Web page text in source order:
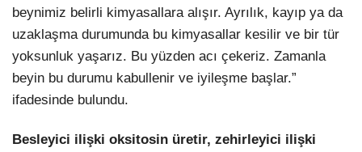
beynimiz belirli kimyasallara alışır. Ayrılık, kayıp ya da
uzaklaşma durumunda bu kimyasallar kesilir ve bir tür
yoksunluk yaşarız. Bu yüzden acı çekeriz. Zamanla
beyin bu durumu kabullenir ve iyileşme başlar.”
ifadesinde bulundu.
Besleyici ilişki oksitosin üretir, zehirleyici ilişki